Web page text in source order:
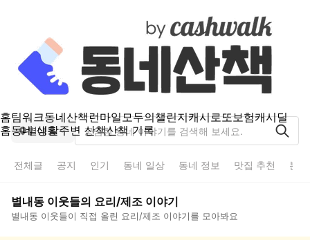
홈팀워크동네산책런마일모두의챌린지캐시로또보험캐시딜
홈동네 생활주변 산책산책 기록
별내동
전체글 공지 인기 동네 일상 동네 정보 맛집 추천 분
별내동 이웃들의 요리/제조 이야기
별내동 이웃들이 직접 올린 요리/제조 이야기를 모아봐요